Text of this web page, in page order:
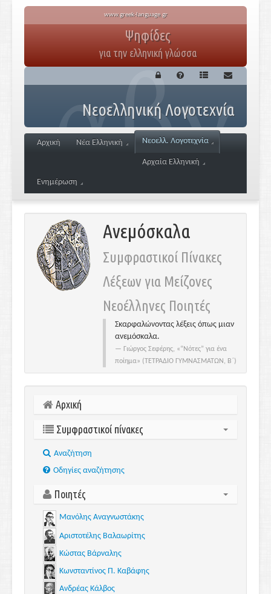
www.greek-language.gr
Ψηφίδες
για την ελληνική γλώσσα
Νεοελληνική Λογοτεχνία
Αρχική Νέα Ελληνική Νεοελλ. Λογοτεχνία
Αρχαία Ελληνική
Ενημέρωση
Ανεμόσκαλα
Συμφραστικοί Πίνακες
Λέξεων για Μείζονες
Νεοέλληνες Ποιητές
Σκαρφαλώνοντας λέξεις όπως μιαν
ανεμόσκαλα.
Γιώργος Σεφέρης, «“Νότες” για ένα
ποίημα» (ΤΕΤΡΑΔΙΟ ΓΥΜΝΑΣΜΑΤΩΝ, Β΄)
Αρχική
Συμφραστικοί πίνακες
Aναζήτηση
Οδηγίες αναζήτησης
Ποιητές
Μανόλης Αναγνωστάκης
Αριστοτέλης Βαλαωρίτης
Κώστας Βάρναλης
Κωνσταντίνος Π. Καβάφης
Ανδρέας Κάλβος